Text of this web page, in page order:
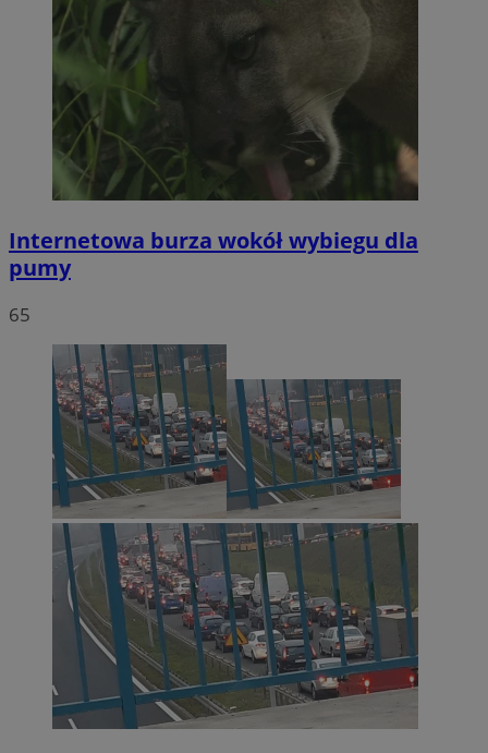
Internetowa burza wokół wybiegu dla
pumy
65